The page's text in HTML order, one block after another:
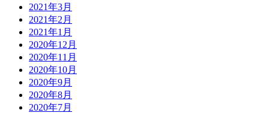
2021年3月
2021年2月
2021年1月
2020年12月
2020年11月
2020年10月
2020年9月
2020年8月
2020年7月